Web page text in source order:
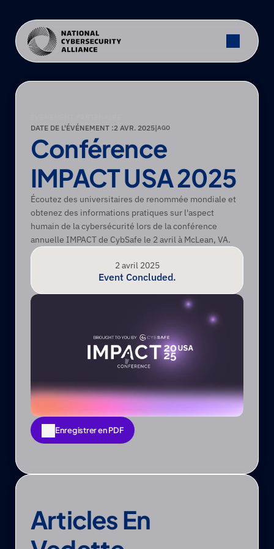
DATE DE L'ÉVÉNEMENT :2 AVR. 2025|AGO
Conférence
IMPACT USA 2025
Écoutez des universitaires de renommée mondiale et
obtenez des informations pratiques sur l'aspect
humain de la cybersécurité lors de la conférence
annuelle IMPACT de CybSafe le 2 avril à McLean, VA.
2 avril 2025
Event Concluded.
Enregistrer en PDF
Enregistrer en PDF
Articles En